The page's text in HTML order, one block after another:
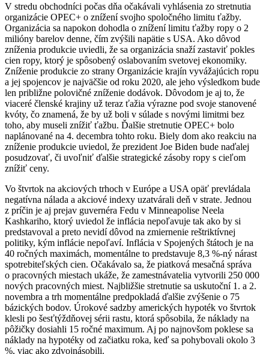
V stredu obchodníci počas dňa očakávali vyhlásenia zo stretnutia
organizácie OPEC+ o znížení svojho spoločného limitu ťažby.
Organizácia sa napokon dohodla o znížení limitu ťažby ropy o 2
milióny barelov denne, čím zvýšili napätie s USA. Ako dôvod
zníženia produkcie uviedli, že sa organizácia snaží zastaviť pokles
cien ropy, ktorý je spôsobený oslabovaním svetovej ekonomiky.
Zníženie produkcie zo strany Organizácie krajín vyvážajúcich ropu
a jej spojencov je najväčšie od roku 2020, ale jeho výsledkom bude
len približne polovičné zníženie dodávok. Dôvodom je aj to, že
viaceré členské krajiny už teraz ťažia výrazne pod svoje stanovené
kvóty, čo znamená, že by už boli v súlade s novými limitmi bez
toho, aby museli znížiť ťažbu. Ďalšie stretnutie OPEC+ bolo
naplánované na 4. decembra tohto roku. Biely dom ako reakciu na
zníženie produkcie uviedol, že prezident Joe Biden bude naďalej
posudzovať, či uvoľniť ďalšie strategické zásoby ropy s cieľom
znížiť ceny.
Vo štvrtok na akciových trhoch v Európe a USA opäť prevládala
negatívna nálada a akciové indexy uzatvárali deň v strate. Jednou
z príčin je aj prejav guvernéra Fedu v Minneapolise Neela
Kashkariho, ktorý uviedol že inflácia nepoľavuje tak ako by si
predstavoval a preto nevidí dôvod na zmiernenie reštriktívnej
politiky, kým inflácie nepoľaví. Inflácia v Spojených štátoch je na
40 ročných maximách, momentálne to predstavuje 8,3 %-ný nárast
spotrebiteľských cien. Očakávalo sa, že piatková mesačná správa
o pracovných miestach ukáže, že zamestnávatelia vytvorili 250 000
nových pracovných miest. Najbližšie stretnutie sa uskutoční 1. a 2.
novembra a trh momentálne predpokladá ďalšie zvýšenie o 75
bázických bodov. Úrokové sadzby amerických hypoték vo štvrtok
klesli po šesťtýždňovej sérii rastu, ktorá spôsobila, že náklady na
pôžičky dosiahli 15 ročné maximum. Aj po najnovšom poklese sa
náklady na hypotéky od začiatku roka, keď sa pohybovali okolo 3
%, viac ako zdvojnásobili.